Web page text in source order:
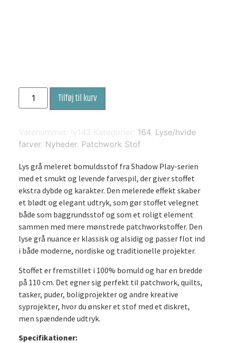
Lys
meleret
Play
-
Mas513
K2
antal
Tilføj til kurv
Varenummer: ly143 Kategorier: 164, Lyse/hvide
farver, Nyheder, Patchwork Stof
Lys grå meleret bomuldsstof fra Shadow Play-serien
med et smukt og levende farvespil, der giver stoffet
ekstra dybde og karakter. Den melerede effekt skaber
et blødt og elegant udtryk, som gør stoffet velegnet
både som baggrundsstof og som et roligt element
sammen med mere mønstrede patchworkstoffer. Den
lyse grå nuance er klassisk og alsidig og passer flot ind
i både moderne, nordiske og traditionelle projekter.
Stoffet er fremstillet i 100% bomuld og har en bredde
på 110 cm. Det egner sig perfekt til patchwork, quilts,
tasker, puder, boligprojekter og andre kreative
syprojekter, hvor du ønsker et stof med et diskret,
men spændende udtryk.
Specifikationer: